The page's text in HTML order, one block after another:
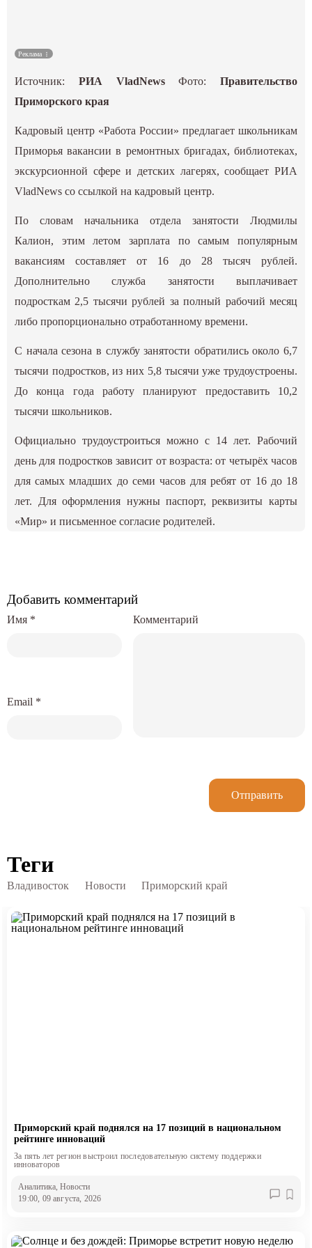
ГИД
Реклама
Источник: РИА VladNewsФото: Правительство
Приморского края
Кадровый центр «Работа России» предлагает школьникам
Приморья вакансии в ремонтных бригадах, библиотеках,
экскурсионной сфере и детских лагерях, сообщает РИА
VladNews со ссылкой на кадровый центр.
По словам начальника отдела занятости Людмилы
Калион, этим летом зарплата по самым популярным
вакансиям составляет от 16 до 28 тысяч рублей.
Дополнительно служба занятости выплачивает
подросткам 2,5 тысячи рублей за полный рабочий месяц
либо пропорционально отработанному времени.
С начала сезона в службу занятости обратились около 6,7
тысячи подростков, из них 5,8 тысячи уже трудоустроены.
До конца года работу планируют предоставить 10,2
тысячи школьников.
Официально трудоустроиться можно с 14 лет. Рабочий
день для подростков зависит от возраста: от четырёх часов
для самых младших до семи часов для ребят от 16 до 18
лет. Для оформления нужны паспорт, реквизиты карты
«Мир» и письменное согласие родителей.
Добавить комментарий
Комментарий
Имя *
Email *
Отправить
Теги
Владивосток Новости Приморский край
Приморский край поднялся на 17 позиций в национальном
рейтинге инноваций
За пять лет регион выстроил последовательную систему поддержки
инноваторов
Аналитика, Новости
19:00, 09 августа, 2026